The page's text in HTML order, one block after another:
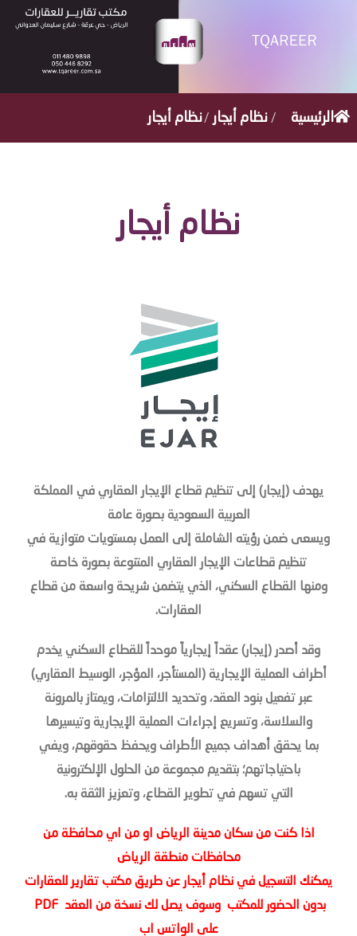
الرئيسية / نظام أيجار /نظام أيجار
نظام أيجار
يهدف (إيجار) إلى تنظيم قطاع الإيجار العقاري في المملكة
العربية السعودية بصورة عامة
ويسعى ضمن رؤيته الشاملة إلى العمل بمستويات متوازية في
تنظيم قطاعات الإيجار العقاري المتنوعة بصورة خاصة
ومنها القطاع السكني، الذي يتضمن شريحة واسعة من قطاع
العقارات.
وقد أصدر (إيجار) عقداً إيجارياً موحداً للقطاع السكني يخدم
أطراف العملية الإيجارية (المستأجر، المؤجر، الوسيط العقاري)
عبر تفعيل بنود العقد، وتحديد الالتزامات، ويمتاز بالمرونة
والسلاسة، وتسريع إجراءات العملية الإيجارية وتيسيرها
بما يحقق أهداف جميع الأطراف ويحفظ حقوقهم، ويفي
باحتياجاتهم؛ بتقديم مجموعة من الحلول الإلكترونية
التي تسهم في تطوير القطاع، وتعزيز الثقة به.
اذا كنت من سكان مدينة الرياض او من اي محافظة من
محافظات منطقة الرياض
يمكنك التسجيل في نظام أيجار عن طريق مكتب تقارير للعقارات
على الواتس اب